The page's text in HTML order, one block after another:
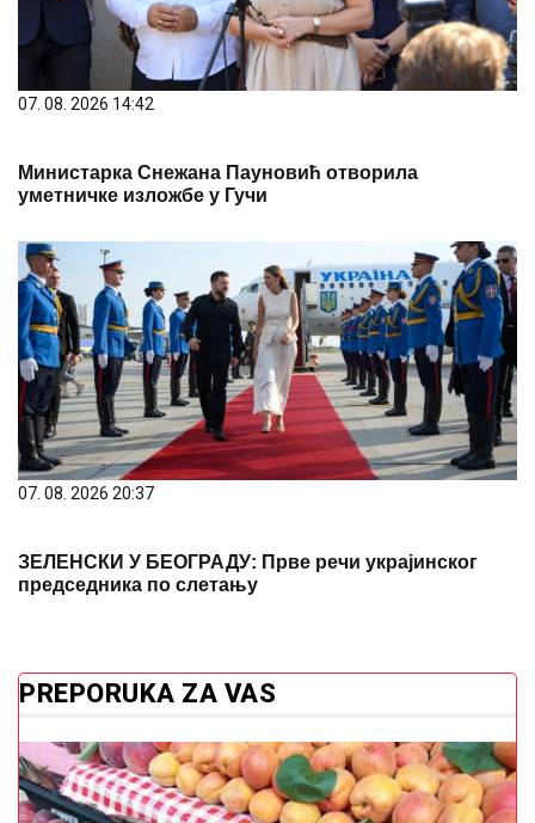
07. 08. 2026 14:42
Министарка Снежана Пауновић отворила
уметничке изложбе у Гучи
07. 08. 2026 20:37
ЗЕЛЕНСКИ У БЕОГРАДУ: Прве речи украјинског
председника по слетању
PREPORUKA ZA VAS